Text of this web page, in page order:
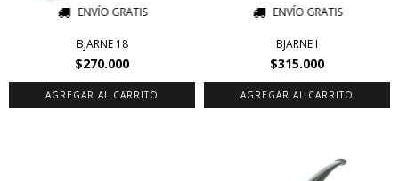
ENVÍO GRATIS
BJARNE 18
$270.000
ENVÍO GRATIS
BJARNE I
$315.000